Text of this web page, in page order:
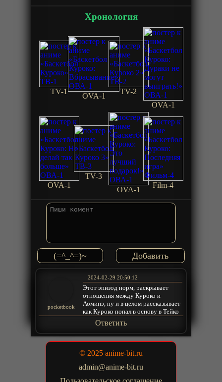
Хронология
TV-1
OVA-1
TV-2
OVA-1
OVA-1
TV-3
OVA-1
Film-4
(=^_^=)~
pocketbook
2024-02-29 20:50:12
Этот эпизод норм, раскрывает
отношения между Куроко и
Аоминэ, ну и в целом рассказывает
как Куроко попал в основу в Тейко
Ответить
© 2025 anime-bit.ru
admin@anime-bit.ru